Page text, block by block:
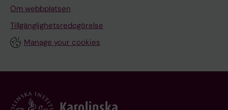
Om webbplatsen
Tillgänglighetsredogörelse
Manage your cookies